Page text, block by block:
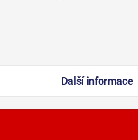
Další informace